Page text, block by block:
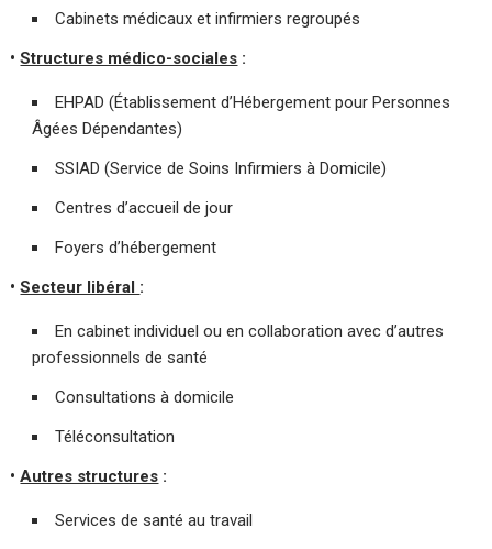
Cabinets médicaux et infirmiers regroupés
•Structures médico-sociales :
EHPAD (Établissement d’Hébergement pour Personnes
Âgées Dépendantes)
SSIAD (Service de Soins Infirmiers à Domicile)
Centres d’accueil de jour
Foyers d’hébergement
•Secteur libéral :
En cabinet individuel ou en collaboration avec d’autres
professionnels de santé
Consultations à domicile
Téléconsultation
•Autres structures :
Services de santé au travail